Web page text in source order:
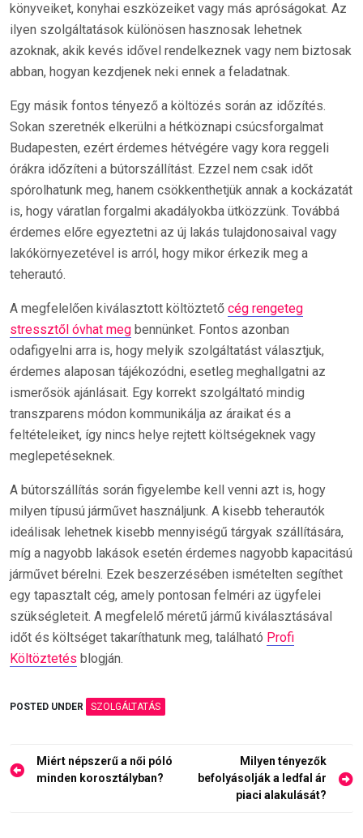
könyveiket, konyhai eszközeiket vagy más apróságokat. Az
ilyen szolgáltatások különösen hasznosak lehetnek
azoknak, akik kevés idővel rendelkeznek vagy nem biztosak
abban, hogyan kezdjenek neki ennek a feladatnak.
Egy másik fontos tényező a költözés során az időzítés.
Sokan szeretnék elkerülni a hétköznapi csúcsforgalmat
Budapesten, ezért érdemes hétvégére vagy kora reggeli
órákra időzíteni a bútorszállítást. Ezzel nem csak időt
spórolhatunk meg, hanem csökkenthetjük annak a kockázatát
is, hogy váratlan forgalmi akadályokba ütközzünk. Továbbá
érdemes előre egyeztetni az új lakás tulajdonosaival vagy
lakókörnyezetével is arról, hogy mikor érkezik meg a
teherautó.
A megfelelően kiválasztott költöztető cég rengeteg
stressztől óvhat meg bennünket. Fontos azonban
odafigyelni arra is, hogy melyik szolgáltatást választjuk,
érdemes alaposan tájékozódni, esetleg meghallgatni az
ismerősök ajánlásait. Egy korrekt szolgáltató mindig
transzparens módon kommunikálja az áraikat és a
feltételeiket, így nincs helye rejtett költségeknek vagy
meglepetéseknek.
A bútorszállítás során figyelembe kell venni azt is, hogy
milyen típusú járművet használjunk. A kisebb teherautók
ideálisak lehetnek kisebb mennyiségű tárgyak szállítására,
míg a nagyobb lakások esetén érdemes nagyobb kapacitású
járművet bérelni. Ezek beszerzésében ismételten segíthet
egy tapasztalt cég, amely pontosan felméri az ügyfelei
szükségleteit. A megfelelő méretű jármű kiválasztásával
időt és költséget takaríthatunk meg, található Profi
Költöztetés blogján.
POSTED UNDER SZOLGÁLTATÁS
Bejegyzés
navigáció
Miért népszerű a női póló
minden korosztályban?
Milyen tényezők
befolyásolják a ledfal ár
piaci alakulását?